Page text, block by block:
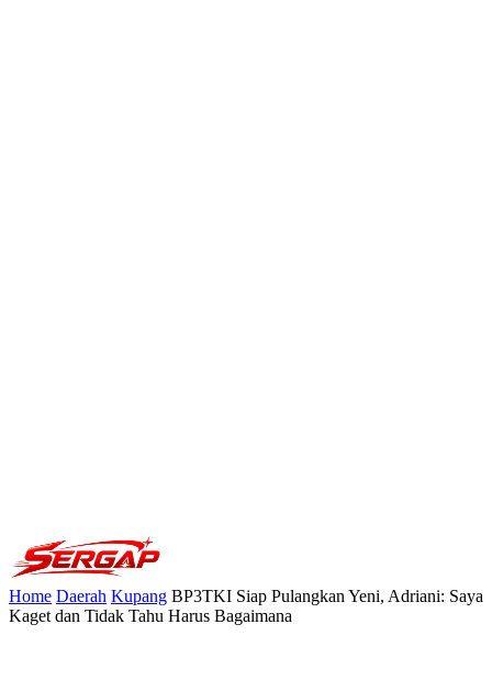
Home Daerah Kupang BP3TKI Siap Pulangkan Yeni, Adriani: Saya
Kaget dan Tidak Tahu Harus Bagaimana